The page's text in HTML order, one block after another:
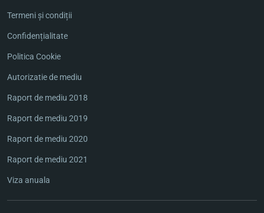
Termeni și condiții
Confidențialitate
Politica Cookie
Autorizatie de mediu
Raport de mediu 2018
Raport de mediu 2019
Raport de mediu 2020
Raport de mediu 2021
Viza anuala